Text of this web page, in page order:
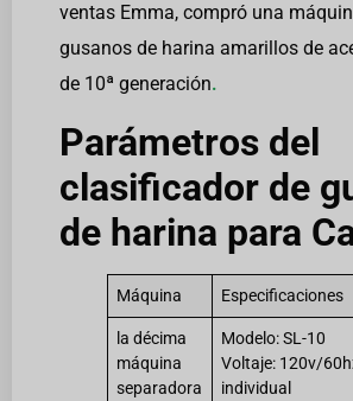
ventas Emma, compró una
gusanos de harina amarillos de
de 10ª generación.
Parámetros del
clasificador de
de harina para
Máquina Especificaciones
la décima
máquina
separadora
Modelo: SL-10
Voltaje: 120v/
individual